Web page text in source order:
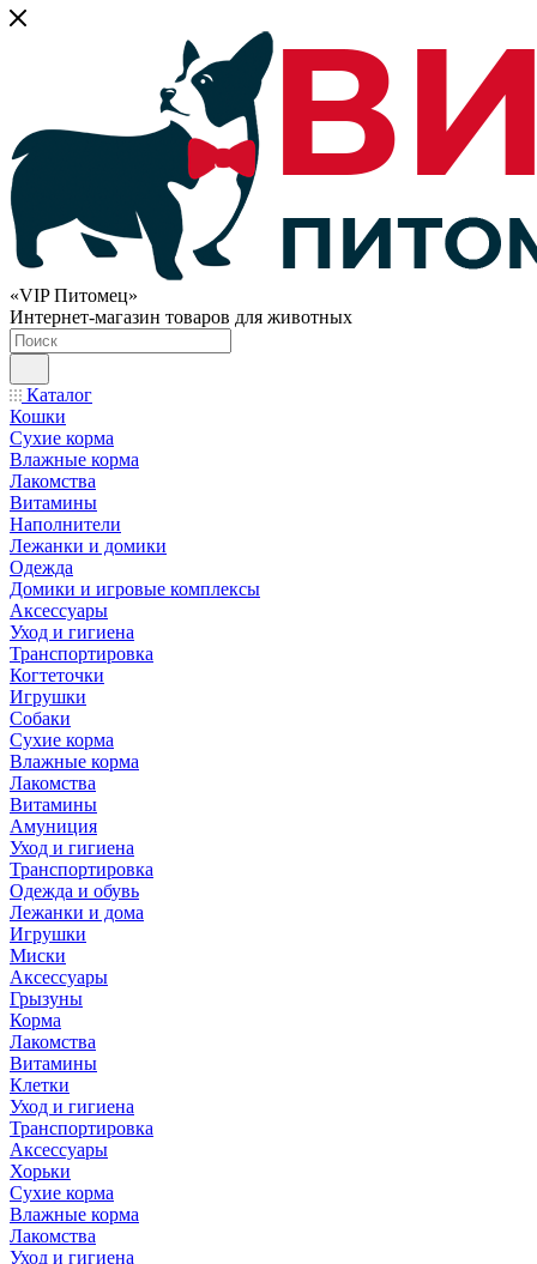
«VIP Питомец»
Интернет-магазин товаров для животных
Каталог
Кошки
Сухие корма
Влажные корма
Лакомства
Витамины
Наполнители
Лежанки и домики
Одежда
Домики и игровые комплексы
Аксессуары
Уход и гигиена
Транспортировка
Когтеточки
Игрушки
Собаки
Сухие корма
Влажные корма
Лакомства
Витамины
Амуниция
Уход и гигиена
Транспортировка
Одежда и обувь
Лежанки и дома
Игрушки
Миски
Аксессуары
Грызуны
Корма
Лакомства
Витамины
Клетки
Уход и гигиена
Транспортировка
Аксессуары
Хорьки
Сухие корма
Влажные корма
Лакомства
Уход и гигиена